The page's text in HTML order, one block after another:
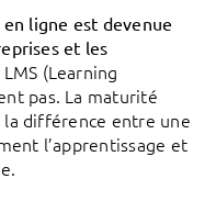
ligne est devenue
et les
(Learning
pas. La maturité
différence entre une
l’apprentissage et